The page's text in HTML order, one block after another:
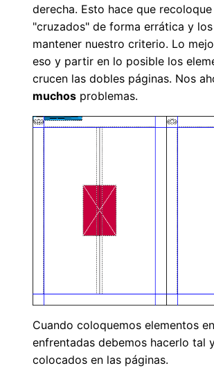
derecha. Esto hace que
"cruzados" de forma errática y
mantener nuestro criterio. Lo
eso y partir en lo posible los
crucen las dobles páginas. Nos
muchos problemas.
Cuando coloquemos elementos
enfrentadas debemos hacerlo tal
colocados en las páginas.